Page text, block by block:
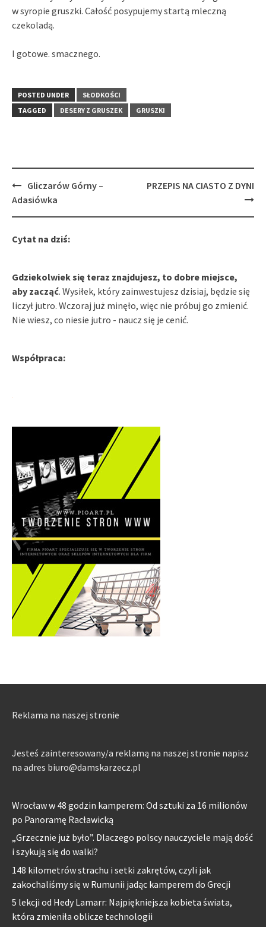
w syropie gruszki. Całość posypujemy startą mleczną
czekoladą.
I gotowe. smacznego.
POSTED UNDER
SŁODKOŚCI
TAGGED
DESERY Z GRUSZEK GRUSZKI
Post
navigation
Gliczarów Górny –
Adasiówka
PRZEPIS NA CIASTO Z DYNI
Cytat na dziś:
Gdziekolwiek się teraz znajdujesz, to dobre miejsce,
aby zacząć. Wysiłek, który zainwestujesz dzisiaj, będzie się
liczył jutro. Wczoraj już minęło, więc nie próbuj go zmienić.
Nie wiesz, co niesie jutro - naucz się je cenić.
Współpraca:
Reklama na naszej stronie
Jesteś zainteresowany/a reklamą na naszej stronie napisz
na adres biuro@damskarzecz.pl
Wrocław w 48 godzin kamperem: Od sztuki za 16 milionów
po Panoramę Racławicką
„Grzecznie już było”. Dlaczego polscy nauczyciele mają dość
i szykują się do walki?
148 kilometrów strachu i setki zakrętów, czyli jak
zakochaliśmy się w Rumunii jadąc kamperem do Grecji
5 lekcji od Hedy Lamarr: Najpiękniejsza kobieta świata,
która zmieniła oblicze technologii